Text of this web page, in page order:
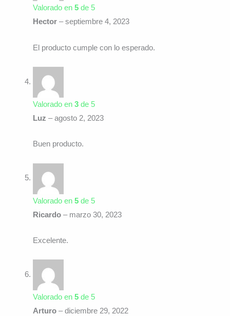
Valorado en 5de 5
Hector – septiembre 4, 2023
El producto cumple con lo esperado.
Valorado en 3de 5
Luz – agosto 2, 2023
Buen producto.
Valorado en 5de 5
Ricardo – marzo 30, 2023
Excelente.
Valorado en 5de 5
Arturo – diciembre 29, 2022